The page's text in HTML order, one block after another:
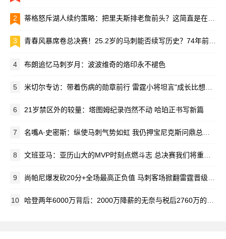
2 蒂格怒斥湖人续约策略：把里夫斯排老詹前头？这简直是在羞辱GOAT！
3 青春风暴席卷总决赛！25.2岁的马刺能否续写历史？74年前尼克斯曾栽在同龄人手里
4 布朗追忆马刺岁月：波波维奇的烙印永不褪色
5 米切尔专访：带着伤病的勋章前行 雷霆小将坦言"成长比想象更疯狂"
6 21岁禁区外的较量：塔图姆纪录岿然不动 哈珀正书写新篇
7 名嘴A·史密斯：纵使马刺气势如虹 我仍押宝尼克斯问鼎总冠军
8 文班亚马：亚历山大的MVP时刻点燃斗志 总决赛我们将重拳出击
9 尚帕尼爆发砍20分+全场最高正负值 马刺客场掀翻雷霆晋级在望
10 哈登两年6000万背后：2000万降薪的无奈与税后2760万的现实